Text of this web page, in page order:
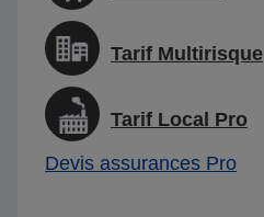
Tarif Multirisque
Tarif Local Pro
Devis assurances Pro